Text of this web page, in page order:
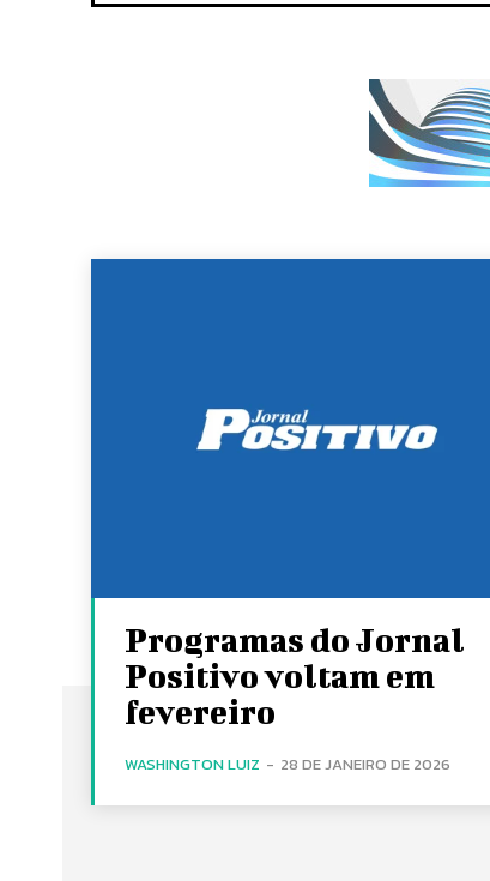
Programas do Jornal
Positivo voltam em
fevereiro
WASHINGTON LUIZ - 28 DE JANEIRO DE 2026